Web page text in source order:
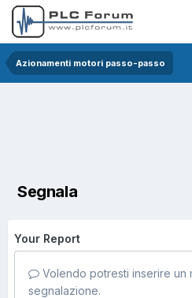
Azionamenti motori passo-passo
Segnala
Your Report
Volendo potresti inserire un
segnalazione.